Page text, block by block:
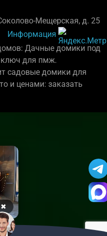
Мещерская, д. 25
Информация
Дачные домики под
ключ для пмж.
садовые домики для
и ценами: заказать
✖